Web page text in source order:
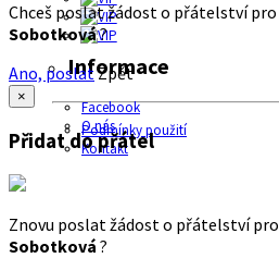
Informace
Facebook
O nás
Podmínky použití
Kontakt
Chceš poslat žádost o přátelství pro
Sobotková?
Ano, poslatZpět
×
Přidat do přátel
Znovu poslat žádost o přátelství pro
Sobotková ?